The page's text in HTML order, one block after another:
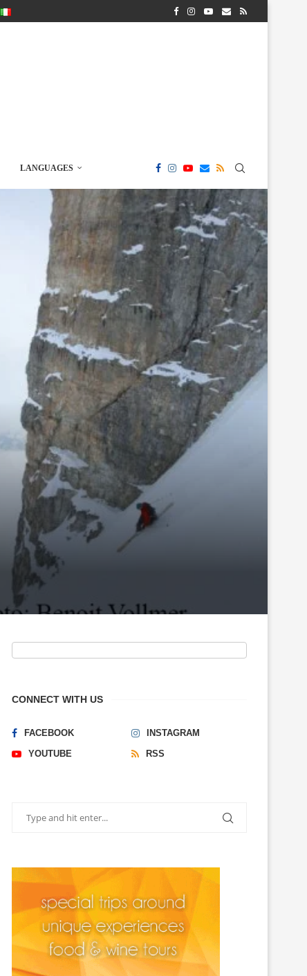
LANGUAGES
CONNECT WITH US
FACEBOOK
INSTAGRAM
YOUTUBE
RSS